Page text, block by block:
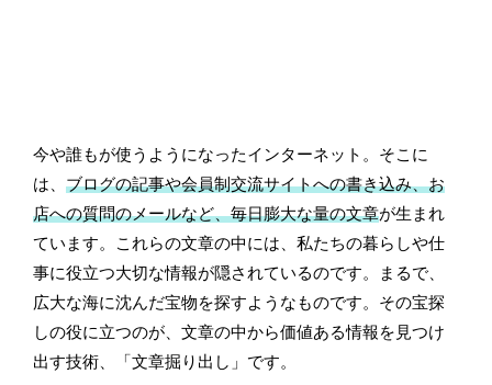
今や誰もが使うようになったインターネット。そこに
は、ブログの記事や会員制交流サイトへの書き込み、お
店への質問のメールなど、毎日膨大な量の文章が生まれ
ています。これらの文章の中には、私たちの暮らしや仕
事に役立つ大切な情報が隠されているのです。まるで、
広大な海に沈んだ宝物を探すようなものです。その宝探
しの役に立つのが、文章の中から価値ある情報を見つけ
出す技術、「文章掘り出し」です。